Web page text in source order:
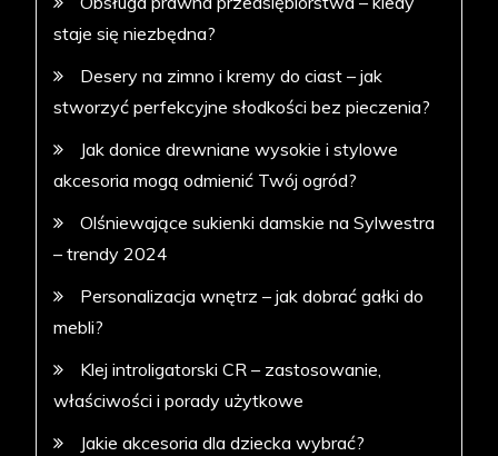
staje się niezbędna?
Desery na zimno i kremy do ciast – jak
stworzyć perfekcyjne słodkości bez pieczenia?
Jak donice drewniane wysokie i stylowe
akcesoria mogą odmienić Twój ogród?
Olśniewające sukienki damskie na Sylwestra
– trendy 2024
Personalizacja wnętrz – jak dobrać gałki do
mebli?
Klej introligatorski CR – zastosowanie,
właściwości i porady użytkowe
Jakie akcesoria dla dziecka wybrać?